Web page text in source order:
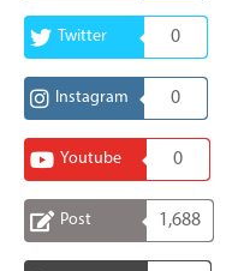
Twitter 0
Instagram 0
Youtube 0
Post 1,688